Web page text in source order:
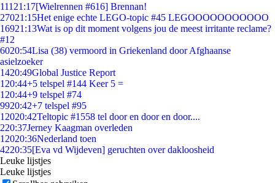
111 21:17[Wielrennen #616] Brennan!
27021:15Het enige echte LEGO-topic #45 LEGOOOOOOOOOOO
16921:13Wat is op dit moment volgens jou de meest irritante reclame?
#12
6020:54Lisa (38) vermoord in Griekenland door Afghaanse
asielzoeker
1420:49Global Justice Report
1 20:44+5 telspel #144 Keer 5 =
1 20:44+9 telspel #74
9920:42+7 telspel #95
12020:42Teltopic #1558 tel door en door en door....
220:37Jerney Kaagman overleden
12020:36Nederland toen
4220:35[Eva vd Wijdeven] geruchten over dakloosheid
Leuke lijstjes
Leuke lijstjes